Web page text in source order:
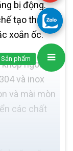
bị động.
tạo thành
xoắn ốc.
ngoài sử
và inox
và mài mòn
các chất
Sản phẩm